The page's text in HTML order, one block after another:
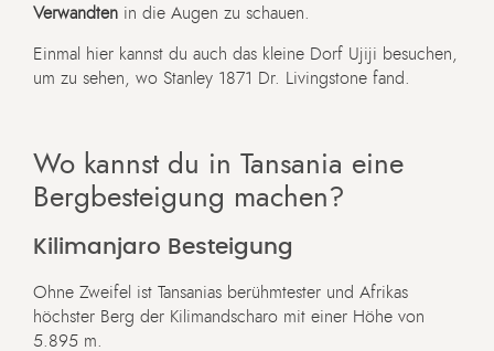
Verwandten in die Augen zu schauen.
Einmal hier kannst du auch das kleine Dorf Ujiji besuchen,
um zu sehen, wo Stanley 1871 Dr. Livingstone fand.
Wo kannst du in Tansania eine
Bergbesteigung machen?
Kilimanjaro Besteigung
Ohne Zweifel ist Tansanias berühmtester und Afrikas
höchster Berg der Kilimandscharo mit einer Höhe von
5.895 m.